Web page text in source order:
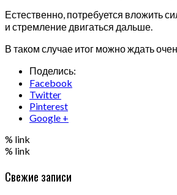
Естественно, потребуется вложить
и стремление двигаться дальше.
В таком случае итог можно ждать
Поделись:
Facebook
Twitter
Pinterest
Google +
% link
% link
Свежие записи